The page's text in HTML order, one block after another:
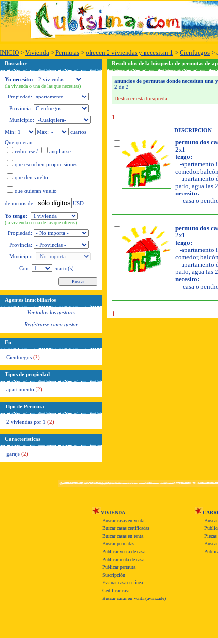
INICIO > Vivienda > Permutas > ofrecen 2 viviendas y necesitan 1 > Cienfuegos >
Buscador
Yo necesito:
(la vivienda o una de las que necesitas)
Propiedad:
Provincia:
Municipio:
Mín:
Máx:
cuartos
Que quieran:
reducirse / ampliarse
que escuchen propocisiones
que den vuelto
que quieran vuelto
de menos de: USD
Yo tengo:
(la vivienda o una de las que ofreces)
Propiedad:
Provincia:
Municipio:
Con:
cuarto(s)
Agentes Inmobiliarios
Ver todos los gestores
Registrarse como gestor
En
Cienfuegos (2)
Tipos de propiedad
apartamento (2)
Tipo de Permuta
2 viviendas por 1 (2)
Características
garaje (2)
Resultados de la búsqueda de permutas de
anuncios de permutas donde necesitan una
2 de 2
Deshacer esta búsqueda...
1
DESCRIPCION
permuto dos
2x1
tengo:
-apartamento
comedor,
-apartamento
patio, agua las
necesito:
- casa o
permuto dos
2x1
tengo:
-apartamento
comedor,
-apartamento
patio, agua las
necesito:
- casa o
1
VIVIENDA
Buscar casas en venta
Buscar casas certificadas
Buscar casas en renta
Buscar permutas
Publicar venta de casa
Publicar renta de casa
Publicar permuta
Suscripción
Evaluar casa en línea
Certificar casa
Buscar casas en venta (avanzado)
Piezas